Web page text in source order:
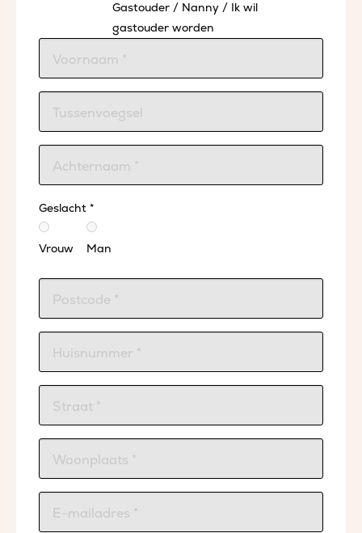
Gastouder / Nanny / Ik wil
gastouder worden
Geslacht *
Vrouw Man